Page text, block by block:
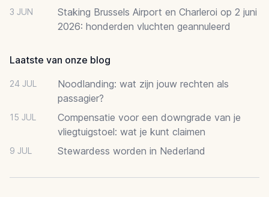
3 JUN
Staking Brussels Airport en Charleroi op 2 juni
2026: honderden vluchten geannuleerd
Laatste van onze blog
24 JUL
Noodlanding: wat zijn jouw rechten als
passagier?
15 JUL
Compensatie voor een downgrade van je
vliegtuigstoel: wat je kunt claimen
9 JUL Stewardess worden in Nederland